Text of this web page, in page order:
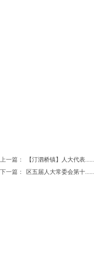
上一篇：
【汀泗桥镇】人大代表......
下一篇：
区五届人大常委会第十......